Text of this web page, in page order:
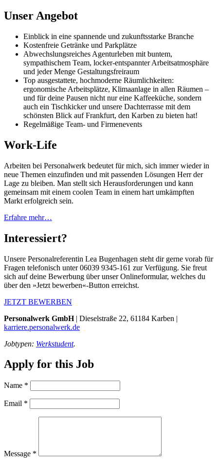
Unser Angebot
Einblick in eine spannende und zukunftsstarke Branche
Kostenfreie Getränke und Parkplätze
Abwechslungsreiches Agenturleben mit buntem,
sympathischem Team, locker-entspannter Arbeitsatmosphäre
und jeder Menge Gestaltungsfreiraum
Top ausgestattete, hochmoderne Räumlichkeiten:
ergonomische Arbeitsplätze, Klimaanlage in allen Räumen –
und für deine Pausen nicht nur eine Kaffeeküche, sondern
auch ein Tischkicker und unsere Dachterrasse mit dem
schönsten Blick auf Frankfurt, den Karben zu bieten hat!
Regelmäßige Team- und Firmenevents
Work-Life
Arbeiten bei Personalwerk bedeutet für mich, sich immer wieder in
neue Themen einzufinden und mit passenden Lösungen Herr der
Lage zu bleiben. Man stellt sich Herausforderungen und kann
gemeinsam mit einem coolen Team in einem hart umkämpften
Markt erfolgreich sein.
Erfahre mehr…
Interessiert?
Unsere Personalreferentin Lea Bugenhagen steht dir gerne vorab für
Fragen telefonisch unter 06039 9345-161 zur Verfügung. Sie freut
sich auf deine Bewerbung über unser Onlineformular, welches du
über den »Jetzt bewerben«-Button erreichst.
JETZT BEWERBEN
Personalwerk GmbH| Dieselstraße 22, 61184 Karben |
karriere.personalwerk.de
Jobtypen: Werkstudent.
Apply for this Job
Name *
Email *
Message *